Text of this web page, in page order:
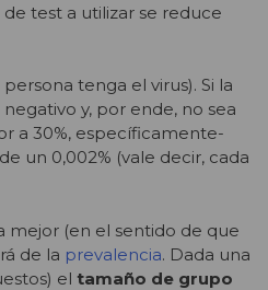
test a utilizar se reduce
tenga el virus). Si la
y, por ende, no sea
a 30%, específicamente-
un 0,002% (vale decir, cada
mejor (en el sentido de que
de la prevalencia. Dada una
el tamaño de grupo